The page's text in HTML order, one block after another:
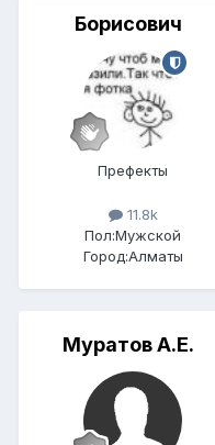
Борисович
Префекты
11.8k
Пол:Мужской
Город:Алматы
Муратов А.Е.